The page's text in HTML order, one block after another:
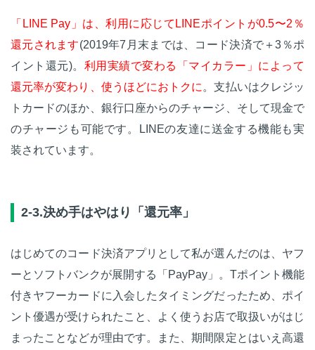
「LINE Pay」は、利用に応じてLINEポイントが0.5〜2％
還元されます(2019年7月末までは、コード決済で＋3％ポ
イント還元)。 利用実績で変わる「マイカラー」によって
還元率が変わり、使うほどにおトクに 。支払いはクレジッ
トカードのほか、銀行口座からのチャージ、そして現金で
のチャージも可能です。LINEの友達に送金する機能も実
装されています。
2-3.決め手はやはり「還元率」
はじめてのコード決済アプリとして私が選んだのは、ヤフ
ーとソフトバンクが展開する「PayPay」。Tポイント機能
付きヤフーカードに入会したタイミングだったため、ポイ
ント優遇が受けられたこと、よく使うお店で取扱いがはじ
まったことなどが理由です。また、期間限定とはいえ高還